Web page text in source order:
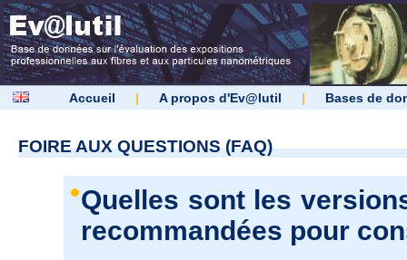
Accueil | A propos d'Ev@lutil | Bases de
FOIRE AUX QUESTIONS (FAQ)
Quelles sont les
recommandées pour